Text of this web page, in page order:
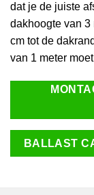
dat je de juiste
dakhoogte van 3
cm tot de
van 1 meter
BALLAST